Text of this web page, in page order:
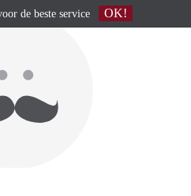
de beste service OK!